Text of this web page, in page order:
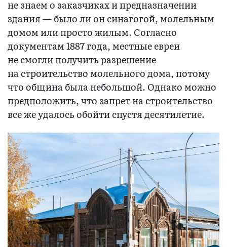
не знаем о заказчиках и предназначении
здания — было ли он синагогой, молельным
домом или просто жилым. Согласно
документам 1887 года, местные евреи
не смогли получить разрешение
на строительство молельного дома, потому
что община была небольшой. Однако можно
предположить, что запрет на строительство
все же удалось обойти спустя десятилетие.